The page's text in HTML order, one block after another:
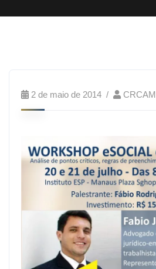
2 de maio de 2014 CRCAM